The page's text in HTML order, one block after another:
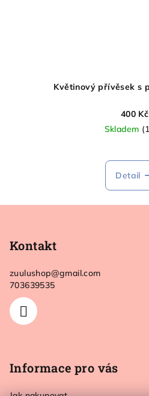
Květinový přívěsek s
400 Kč
Skladem
Detail
Kontakt
zuulushop@gmail.com
703639535
Informace pro vás